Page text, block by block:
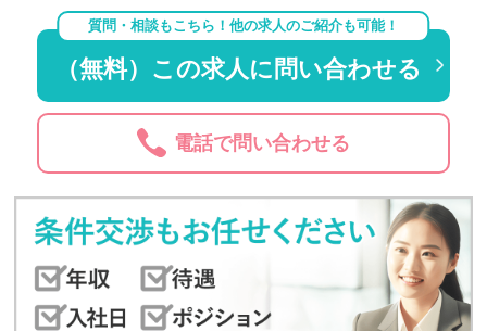
質問・相談もこちら！他の求人のご紹介も可能！
（無料）この求人に問い合わせる
電話で問い合わせる